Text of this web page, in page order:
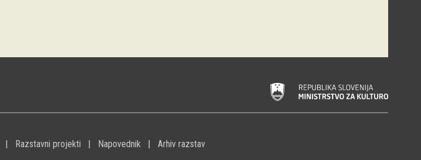
Razstavni projekti Napovednik Arhiv razstav